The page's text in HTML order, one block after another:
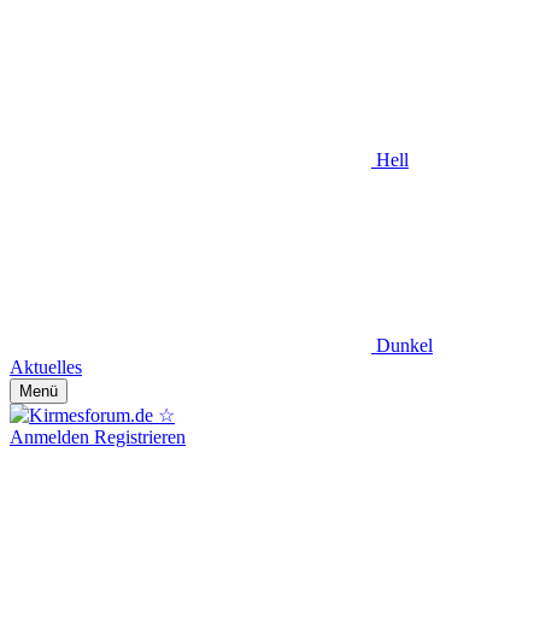
Hell
Dunkel
Aktuelles
Menü
Anmelden Registrieren